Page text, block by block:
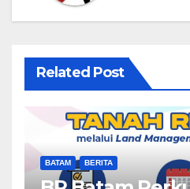
Related Post
BATAM BERITA